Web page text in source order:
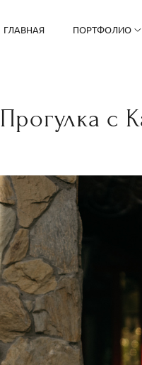
ГЛАВНАЯ ПОРТФОЛИО
Прогулка с